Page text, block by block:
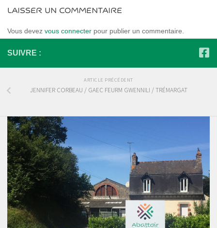
LAISSER UN COMMENTAIRE
Vous devez vous connecter pour publier un commentaire.
SUIVRE :
ARTICLE PRÉCÉDENT
JENNIFER CORBEAU / GAEC FEURM GWENNILI / TRÉMARGAT